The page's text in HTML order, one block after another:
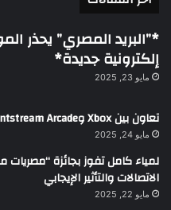
*”البريد المصري” يحذر
إلكترونية جديدة*
مايو 23, 2025
تعاون بين Xbox وAntstream Arcade
مايو 24, 2025
لمياء كامل تفوز بجائزة “مصريات
الاتصالات والتأثير الإيجابي
مايو 22, 2025